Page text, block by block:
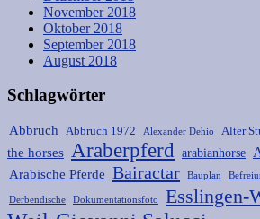
November 2018
Oktober 2018
September 2018
August 2018
Schlagwörter
Abbruch Abbruch 1972 Alexander Dehio Alter
the horses Araberpferd arabianhorse
Arabische Pferde Bairactar Bauplan
Derbendische Dokumentationsfoto Esslingen-